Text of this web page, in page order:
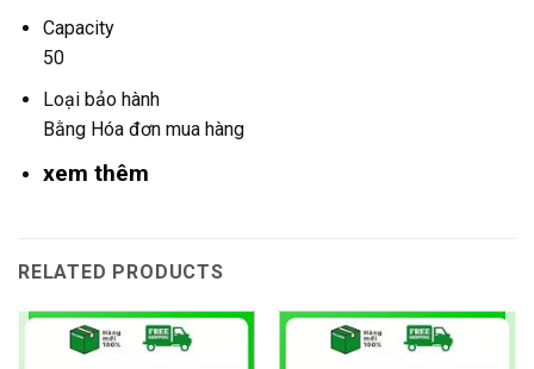
Capacity
50
Loại bảo hành
Bằng Hóa đơn mua hàng
xem thêm
RELATED PRODUCTS